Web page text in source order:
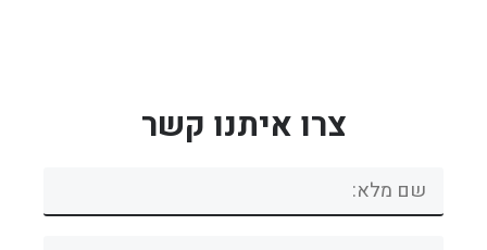
צרו איתנו קשר